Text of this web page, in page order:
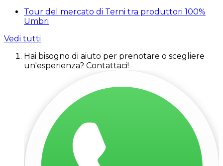
Tour del mercato di Terni tra produttori 100%
Umbri
Vedi tutti
Hai bisogno di aiuto per prenotare o scegliere
un'esperienza? Contattaci!